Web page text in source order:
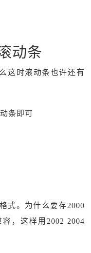
动条
这时滚动条也许还有
条即可
式。为什么要存2000
，这样用2002 2004